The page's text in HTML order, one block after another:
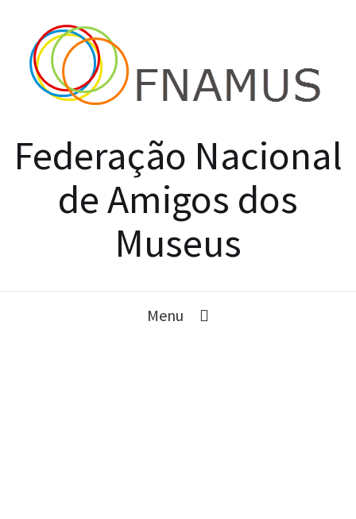
Federação Nacional
de Amigos dos
Museus
Menu